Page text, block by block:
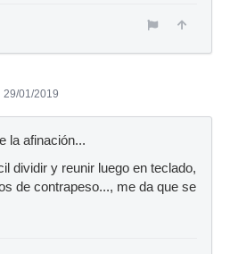
29/01/2019
la afinación...
dividir y reunir luego en teclado,
de contrapeso..., me da que se